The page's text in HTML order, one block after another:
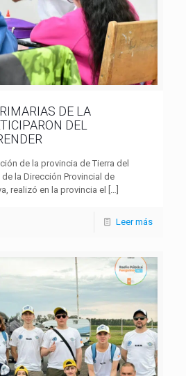
DE LA
DEL
de la provincia de Tierra del
la Dirección Provincial de
realizó en la provincia el […]
Leer más